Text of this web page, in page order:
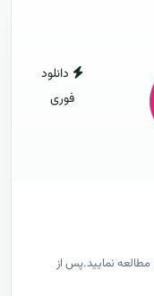
دانلود
فوری
مطالعه نمایید.پس از